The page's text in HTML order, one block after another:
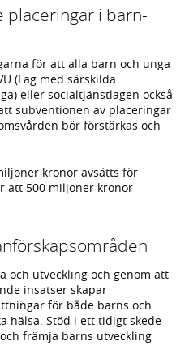
placeringar i barn-
för att alla barn och unga
(Lag med särskilda
eller socialtjänstlagen också
subventionen av placeringar
bör förstärkas och
kronor avsätts för
att 500 miljoner kronor
och utveckling och genom att
insatser skapar
för både barns och
hälsa. Stöd i ett tidigt skede
främja barns utveckling